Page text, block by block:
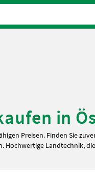
in
Preisen. Finden Sie
Hochwertige Landtechnik,